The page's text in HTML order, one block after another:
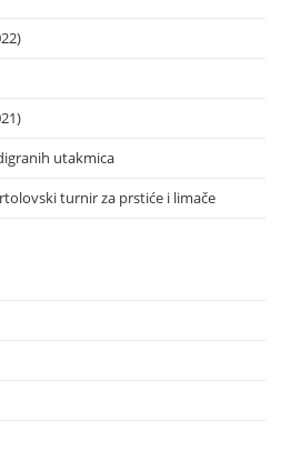
utakmica
turnir za prstiće i limače